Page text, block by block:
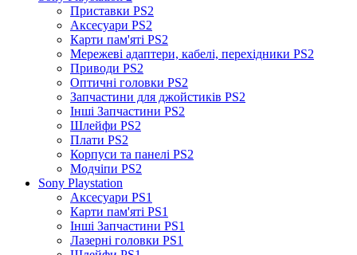
Приставки PS2
Аксесуари PS2
Карти пам'яті PS2
Мережеві адаптери, кабелі, перехідники PS2
Приводи PS2
Оптичні головки PS2
Запчастини для джойстиків PS2
Інші Запчастини PS2
Шлейфи PS2
Плати PS2
Корпуси та панелі PS2
Модчіпи PS2
Sony Playstation
Аксесуари PS1
Карти пам'яті PS1
Інші Запчастини PS1
Лазерні головки PS1